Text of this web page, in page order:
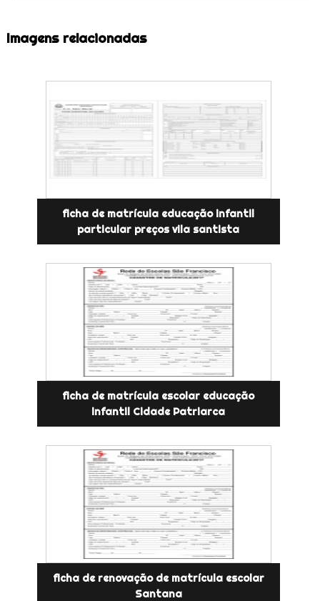
Imagens relacionadas
ficha de matrícula educação infantil
particular preços vila santista
ficha de matrícula escolar educação
infantil Cidade Patriarca
ficha de renovação de matrícula escolar
Santana